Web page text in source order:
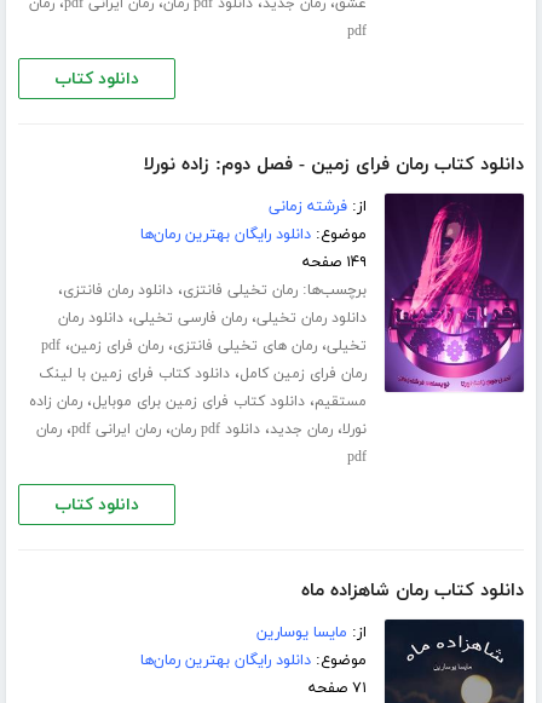
pdf
دانلود کتاب
دانلود کتاب رمان فرای زمین - فصل دوم: زاده نورلا
از:فرشته زمانی
موضوع:دانلود رایگان بهترین رمان‌ها
۱۴۹ صفحه
برچسب‌ها:رمان تخیلی فانتزی،دانلود رمان فانتزی،
دانلود رمان تخیلی،رمان فارسی تخیلی،دانلود رمان
تخیلی،رمان های تخیلی فانتزی،رمان فرای زمین،pdf
رمان فرای زمین کامل،دانلود کتاب فرای زمین با لینک
مستقیم،دانلود کتاب فرای زمین برای موبایل،رمان زاده
نورلا،رمان جدید،دانلود pdf رمان ،رمان ایرانی pdf ،رمان
pdf
دانلود کتاب
دانلود کتاب رمان شاهزاده ماه
از: مایسا یوسارین
موضوع:دانلود رایگان بهترین رمان‌ها
۷۱ صفحه